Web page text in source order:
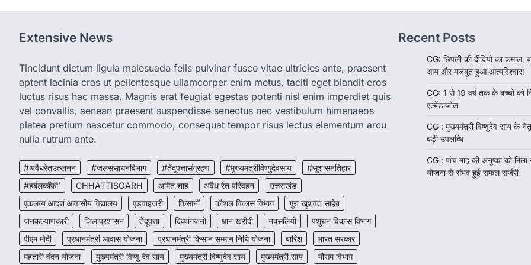
Extensive News
Tincidunt dictum ligula malesuada felis pulvinar fusce vitae ultricies ante, praesent
aptent lacinia cras ut pellentesque ullamcorper enim metus, taciti eget blandit eros
luctus risus hac massa. Magnis erat feugiat egestas potenti nisl enim imperdiet quis
vel convallis, aenean praesent suspendisse senectus nec vestibulum himenaeos
platea pretium nascetur commodo, consequat tempor risus lectus elementum arcu
nulla rutrum ante.
#अवैधरेतउत्खनन #जलसंसाधनविभाग #तेंदूपत्तासंग्रहण #मुख्यमंत्रीविष्णुदेवसाय
#सुशासनतिहार
#हर्बलकॉफी’
CHHATTISGARH अमित शाह अवैध रेत परिवहन
उत्तराखंड
एकलव्य आदर्श आवासीय विद्यालय
एडवाइजरी किसानों कौशल विकास विभाग
गुरु खुशवंत साहेब
जनकल्याणकारी
जिलाप्रशासन तेंदूपत्ता दिव्यांगजनों धान खरीदी नक्सलियों
पशुधन विकास विभाग
पीएम मोदी
प्रधानमंत्री आवास योजना प्रधानमंत्री किसान सम्मान निधि योजना बारिश
भारत सरकार
महतारी वंदन योजना
मुख्यमंत्री विष्णु देव साय मुख्यमंत्री विष्णुदेव साय मुख्यमंत्री साय मौसम विभाग
Recent Posts
CG: छिपली की दीदियों का कमाल,
आय और मजबूत हुआ आत्मविश्वास
CG: 1 से 19 वर्ष तक के बच्चों को
एल्बेंडाजोल
CG : मुख्यमंत्री विष्णुदेव साय के
बड़ी उपलब्धि
CG : पांच माह की अनुष्का को मिला
योजना से संभव हुई सफल सर्जरी